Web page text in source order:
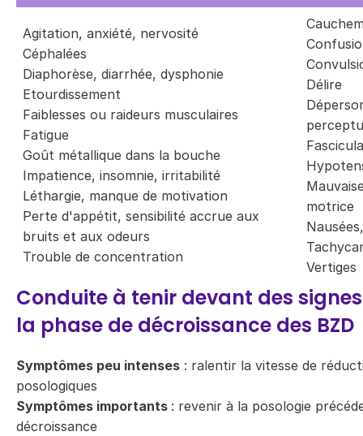
Agitation, anxiété, nervosité
Céphalées
Diaphorèse, diarrhée, dysphonie
Etourdissement
Faiblesses ou raideurs musculaires
Fatigue
Goût métallique dans la bouche
Impatience, insomnie, irritabilité
Léthargie, manque de motivation
Perte d'appétit, sensibilité accrue aux
bruits et aux odeurs
Trouble de concentration
Délire
motrice
Vertiges
Conduite à tenir devant des
la phase de décroissance des BZD
Symptômes peu intenses : ralentir la vitesse de
posologiques
Symptômes importants : revenir à la posologie
décroissance